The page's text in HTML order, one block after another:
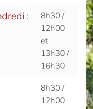
:
8h30 /
12h00
et
13h30 /
16h30
8h30 /
12h00